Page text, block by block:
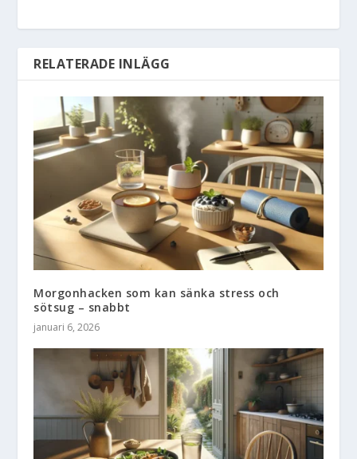
RELATERADE INLÄGG
Morgonhacken som kan sänka stress och
sötsug – snabbt
januari 6, 2026